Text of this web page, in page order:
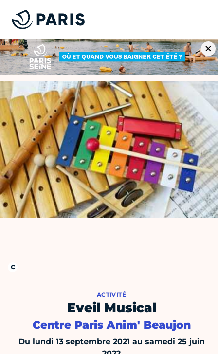
ACTIVITÉ
Eveil Musical
Centre Paris Anim' Beaujon
Du lundi 13 septembre 2021 au samedi 25 juin